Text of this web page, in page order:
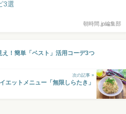
3選
朝時間.jp編集部
え！簡単「ベスト」活用コーデ3つ
次の記事 »
エットメニュー「無限しらたき」